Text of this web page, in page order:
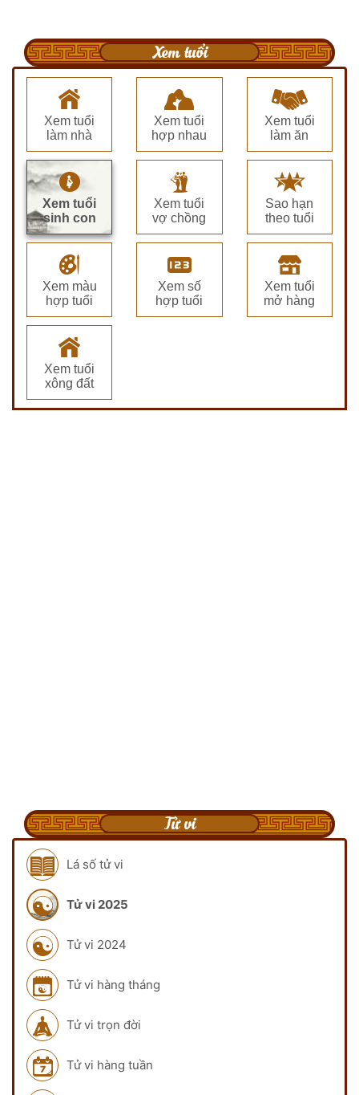
Xem tuổi
Xem tuổi
làm nhà
Xem tuổi
hợp nhau
Xem tuổi
làm ăn
Xem tuổi
sinh con
Xem tuổi
vợ chồng
Sao hạn
theo tuổi
Xem màu
hợp tuổi
Xem số
hợp tuổi
Xem tuổi
mở hàng
Xem tuổi
xông đất
Tử vi
Lá số tử vi
Tử vi 2025
Tử vi 2024
Tử vi hàng tháng
Tử vi trọn đời
Tử vi hàng tuần